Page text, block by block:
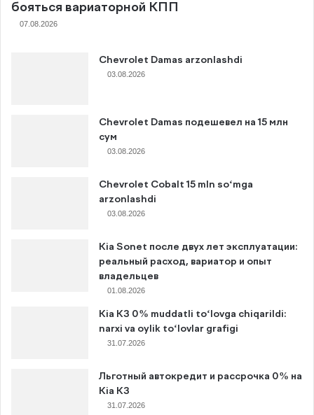
бояться вариаторной КПП
07.08.2026
Chevrolet Damas arzonlashdi
03.08.2026
Chevrolet Damas подешевел на 15 млн
сум
03.08.2026
Chevrolet Cobalt 15 mln so‘mga
arzonlashdi
03.08.2026
Kia Sonet после двух лет эксплуатации:
реальный расход, вариатор и опыт
владельцев
01.08.2026
Kia K3 0% muddatli to‘lovga chiqarildi:
narxi va oylik to‘lovlar grafigi
31.07.2026
Льготный автокредит и рассрочка 0% на
Kia K3
31.07.2026